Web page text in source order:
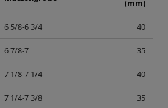
(mm)
6 5/8-6 3/4 40
6 7/8-7 35
7 1/8-7 1/4 40
7 1/4-7 3/8 35